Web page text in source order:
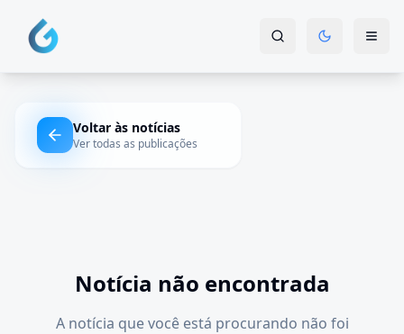
Voltar às notícias
Ver todas as publicações
Notícia não encontrada
A notícia que você está procurando não foi